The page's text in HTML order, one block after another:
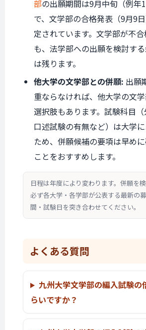
部の出願期間は9月中旬（例年
で、文学部の合格発表（9月9
定されています。文学部が不
も、法学部への出願を検討す
は残ります。
他大学の文学部との併願: 出願
重ならなければ、他大学の文
選択肢もあります。試験科目（
口述試験の有無など）は大学
ため、併願候補の要項は早め
ことをおすすめします。
日程は年度により変わります。併願を検
必ず各大学・各学部が公表する最新の
間・試験日を突き合わせてください。
よくある質問
九州大学文学部の編入試験の
らいですか？